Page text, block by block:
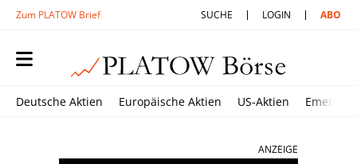
Zum PLATOW Brief SUCHE LOGIN ABO
Deutsche Aktien Europäische Aktien US-Aktien
ANZEIGE